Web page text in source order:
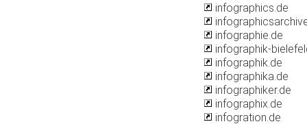
infographics.de
infographie.de
infographik-
infographik.de
infographika.de
infographiker.de
infographix.de
infogration.de